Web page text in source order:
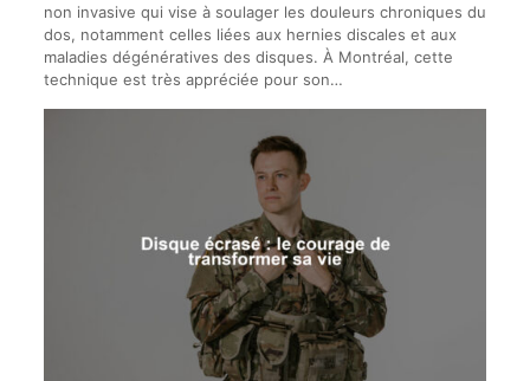
non invasive qui vise à soulager les douleurs chroniques du
dos, notamment celles liées aux hernies discales et aux
maladies dégénératives des disques. À Montréal, cette
technique est très appréciée pour son…